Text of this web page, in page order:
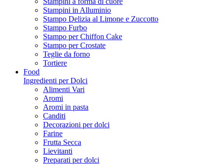
Stampini in Alluminio
Stampo Delizia al Limone e Zuccotto
Stampo Furbo
Stampo per Chiffon Cake
Stampo per Crostate
Teglie da forno
Tortiere
Food
Ingredienti per Dolci
Alimenti Vari
Aromi
Aromi in pasta
Canditi
Decorazioni per dolci
Farine
Frutta Secca
Lievitanti
Preparati per dolci